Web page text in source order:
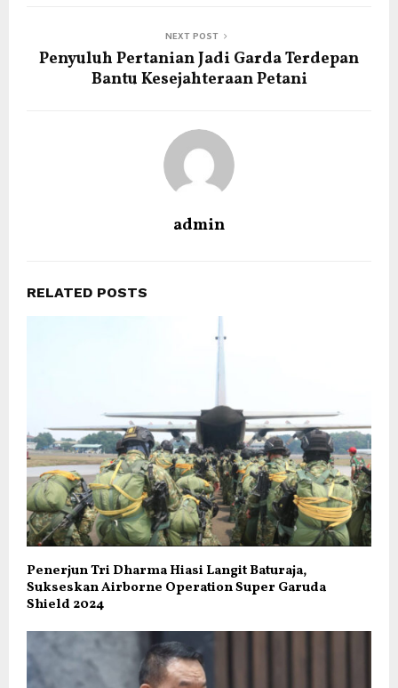
NEXT POST
Penyuluh Pertanian Jadi Garda Terdepan
Bantu Kesejahteraan Petani
admin
RELATED POSTS
Penerjun Tri Dharma Hiasi Langit Baturaja,
Sukseskan Airborne Operation Super Garuda
Shield 2024